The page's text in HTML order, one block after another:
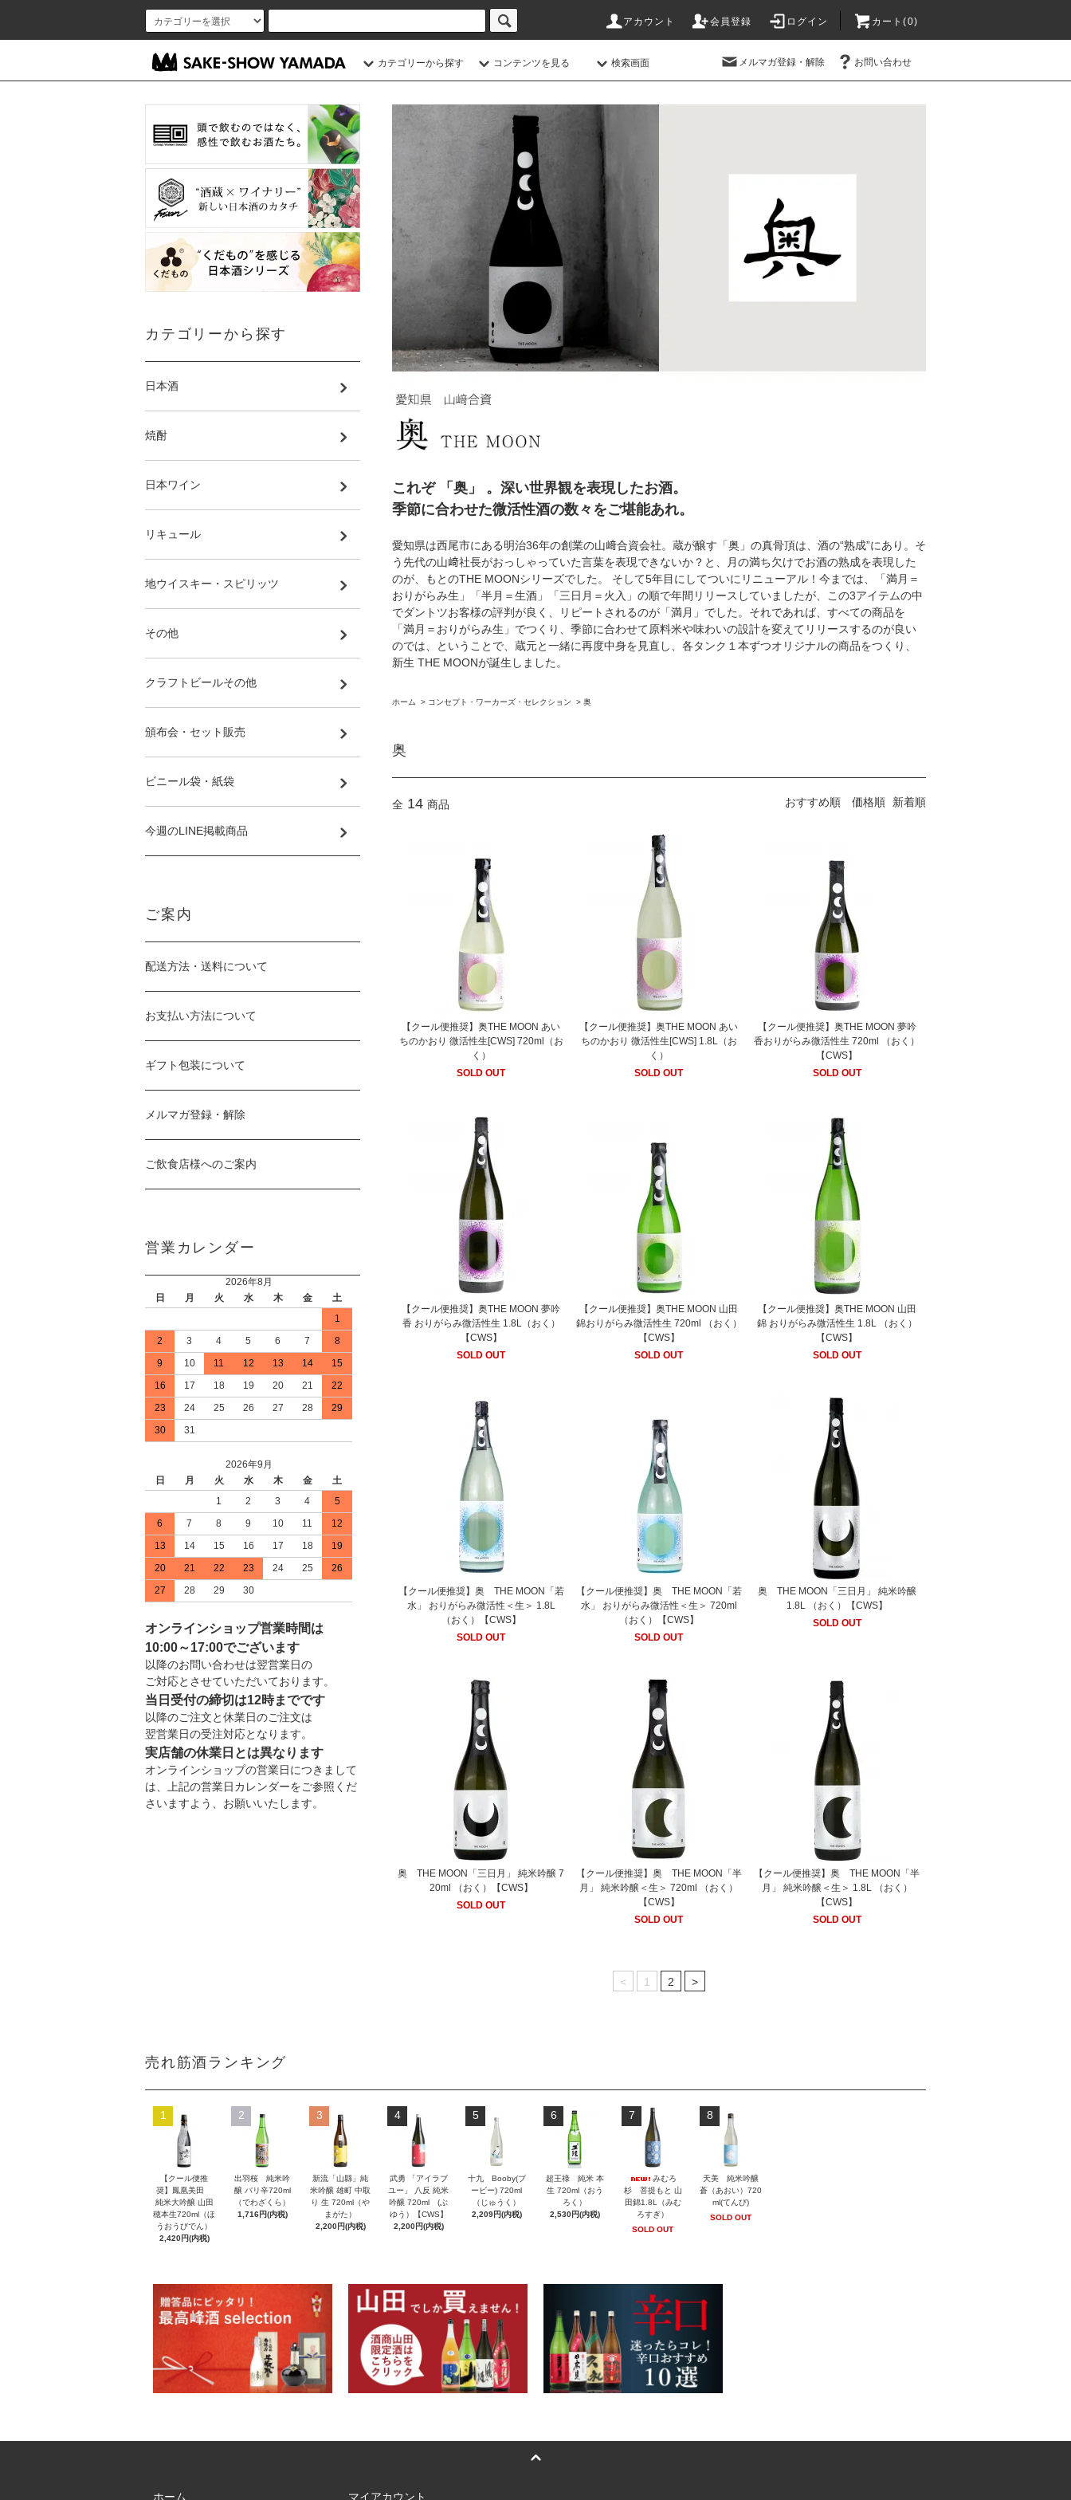
アカウント 会員登録 ログイン カート(0)
カテゴリーから探す コンテンツを見る 検索画面 メルマガ登録・解除 お問い合わせ
これぞ 「奥」 。深い世界観を表現したお酒。
季節に合わせた微活性酒の数々をご堪能あれ。
愛知県は西尾市にある明治36年の創業の山﨑合資会社。蔵が醸す「奥」の真骨頂は、酒の“熟成”にあり。そ
う先代の山﨑社長がおっしゃっていた言葉を表現できないか？と、月の満ち欠けでお酒の熟成を表現した
のが、もとのTHE MOONシリーズでした。 そして5年目にしてついにリニューアル！今までは、「満月＝
おりがらみ生」「半月＝生酒」「三日月＝火入」の順で年間リリースしていましたが、この3アイテムの中
でダントツお客様の評判が良く、リピートされるのが「満月」でした。それであれば、すべての商品を
「満月＝おりがらみ生」でつくり、季節に合わせて原料米や味わいの設計を変えてリリースするのが良い
のでは、ということで、蔵元と一緒に再度中身を見直し、各タンク１本ずつオリジナルの商品をつくり、
新生 THE MOONが誕生しました。
ホーム > コンセプト・ワーカーズ・セレクション > 奥
奥
全 14 商品 おすすめ順 価格順 新着順
【クール便推奨】奥THE MOON あい
ちのかおり 微活性生[CWS] 720ml（お
く）
SOLD OUT
【クール便推奨】奥THE MOON あい
ちのかおり 微活性生[CWS] 1.8L（お
く）
SOLD OUT
【クール便推奨】奥THE MOON 夢吟
香おりがらみ微活性生 720ml （おく）
【CWS】
SOLD OUT
【クール便推奨】奥THE MOON 夢吟
香 おりがらみ微活性生 1.8L（おく）
【CWS】
SOLD OUT
【クール便推奨】奥THE MOON 山田
錦おりがらみ微活性生 720ml （おく）
【CWS】
SOLD OUT
【クール便推奨】奥THE MOON 山田
錦 おりがらみ微活性生 1.8L （おく）
【CWS】
SOLD OUT
【クール便推奨】奥 THE MOON「若
水」 おりがらみ微活性＜生＞ 1.8L
（おく）【CWS】
SOLD OUT
【クール便推奨】奥 THE MOON「若
水」 おりがらみ微活性＜生＞ 720ml
（おく）【CWS】
SOLD OUT
奥 THE MOON「三日月」 純米吟醸
1.8L （おく）【CWS】
SOLD OUT
奥 THE MOON「三日月」 純米吟醸 7
20ml （おく）【CWS】
SOLD OUT
【クール便推奨】奥 THE MOON「半
月」 純米吟醸＜生＞ 720ml （おく）
【CWS】
SOLD OUT
【クール便推奨】奥 THE MOON「半
月」 純米吟醸＜生＞ 1.8L （おく）
【CWS】
SOLD OUT
< 1 2 >
カテゴリーから探す
日本酒
焼酎
日本ワイン
リキュール
地ウイスキー・スピリッツ
その他
クラフトビールその他
頒布会・セット販売
ビニール袋・紙袋
今週のLINE掲載商品
ご案内
配送方法・送料について
お支払い方法について
ギフト包装について
メルマガ登録・解除
ご飲食店様へのご案内
営業カレンダー
2026年8月
日
月 火 水 木 金
土
1
2
3 4 5 6 7
8
9
10 11 12 13 14
15
16
17 18 19 20 21
22
23
24 25 26 27 28
29
30
31
2026年9月
日
月 火 水 木 金
土
1
2 3 4
5
6
7 8 9 10 11
12
13
14 15 16 17 18
19
20
21 22 23 24 25
26
27
28 29 30
オンラインショップ営業時間は
10:00～17:00でございます
以降のお問い合わせは翌営業日の
ご対応とさせていただいております。
当日受付の締切は12時までです
以降のご注文と休業日のご注文は
翌営業日の受注対応となります。
実店舗の休業日とは異なります
オンラインショップの営業日につきまして
は、上記の営業日カレンダーをご参照くだ
さいますよう、お願いいたします。
売れ筋酒ランキング
1
【クール便推
奨】鳳凰美田
純米大吟醸 山田
穂本生720ml（ほ
うおうびでん）
2,420円(内税)
2
出羽桜 純米吟
醸 バリ辛720ml
（でわざくら）
1,716円(内税)
3
新流「山縣」純
米吟醸 雄町 中取
り 生 720ml（や
まがた）
2,200円(内税)
4
武勇 「アイラブ
ユー」 八反 純米
吟醸 720ml (ぶ
ゆう）【CWS】
2,200円(内税)
5
十九 Booby(ブ
ービー) 720ml
（じゅうく）
2,209円(内税)
6
超王祿 純米 本
生 720ml（おう
ろく）
2,530円(内税)
7
みむろ
杉 菩提もと 山
田錦1.8L（みむ
ろすぎ）
SOLD OUT
8
天美 純米吟醸
蒼（あおい）720
ml(てんび)
SOLD OUT
ホーム マイアカウント